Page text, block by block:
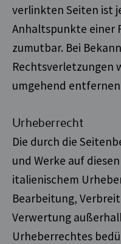
verlinkten Seiten ist
Anhaltspunkte einer
zumutbar. Bei
Rechtsverletzungen
umgehend
Urheberrecht
Die durch die
und Werke auf
italienischem
Bearbeitung,
Verwertung
Urheberrechtes